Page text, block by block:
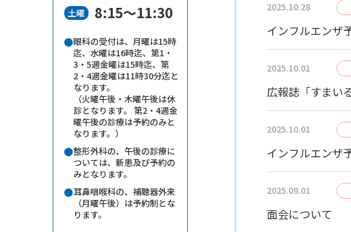
2025.10.28
インフルエンザ
2025.10.01
広報誌「すまい
2025.10.01
インフルエンザ
2025.09.01
面会について
土曜 8:15～11:30
眼科の受付は、月曜は15時
迄、水曜は16時迄、第1・
3・5週金曜は15時迄、第
2・4週金曜は11時30分迄と
なります。
（火曜午後・木曜午後は休
診となります。 第2・4週金
曜午後の診療は予約のみと
なります。）
整形外科の、午後の診療に
ついては、新患及び予約の
みとなります。
耳鼻咽喉科の、補聴器外来
（月曜午後）は予約制とな
ります。